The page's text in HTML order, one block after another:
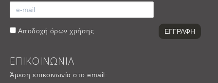
Αποδοχή όρων χρήσης
ΕΠΙΚΟΙΝΩΝΙΑ
Άμεση επικοινωνία στο email: